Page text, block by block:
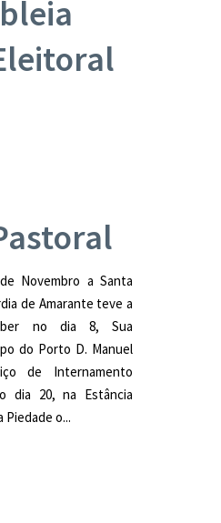
Novembro a Santa
de Amarante teve a
no dia 8, Sua
do Porto D. Manuel
de Internamento
dia 20, na Estância
Piedade o...